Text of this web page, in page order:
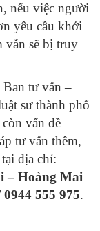
nếu việc người
yêu cầu khởi
vẫn sẽ bị truy
Ban tư vấn –
sư thành phố
vấn đề
tư vấn thêm,
địa chỉ:
– Hoàng Mai
555 975.